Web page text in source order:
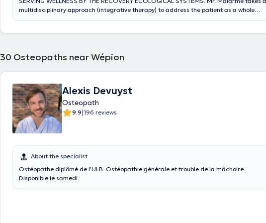
multidisciplinary approach (integrative therapy) to address the patient as a whole
30 Osteopaths near Wépion
Alexis Devuyst
Osteopath
9.9|196 reviews
About the specialist
Ostéopathe diplômé de l'ULB. Ostéopathie générale et trouble de la mâchoire.
Disponible le samedi.